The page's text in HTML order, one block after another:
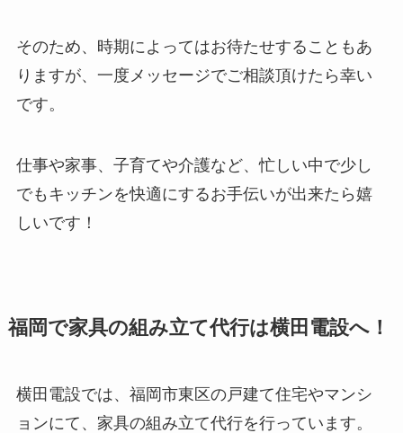
そのため、時期によってはお待たせすることもあ
りますが、一度メッセージでご相談頂けたら幸い
です。
仕事や家事、子育てや介護など、忙しい中で少し
でもキッチンを快適にするお手伝いが出来たら嬉
しいです！
福岡で家具の組み立て代行は横田電設へ！
横田電設では、福岡市東区の戸建て住宅やマンシ
ョンにて、家具の組み立て代行を行っています。